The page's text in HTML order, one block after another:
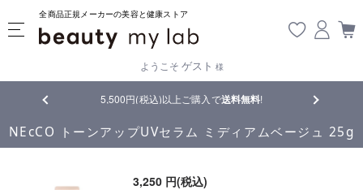
全商品正規メーカーの美容と健康ストア
ようこそ ゲスト 様
5,500円(税込)以上ご購入で送料無料! 【重要】
NEcCO トーンアップUVセラム ミディアムベージュ 25g
3,250 円(税込)